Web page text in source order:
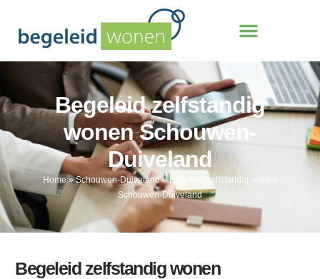
Begeleid zelfstandig
wonen Schouwen-
Duiveland
Home»Schouwen-Duiveland»Begeleid zelfstandig wonen
Schouwen-Duiveland
Begeleid zelfstandig wonen